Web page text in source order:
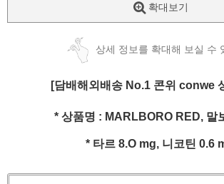
확대보기
상세 정보를 확대해 보실 수
[담배해외배송 No.1 콘위 conwe
* 상품명 : MARLBORO RED, 말
* 타르 8.O mg, 니코틴 0.6